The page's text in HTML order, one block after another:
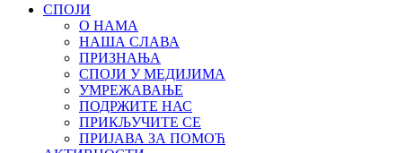
СПОЈИ
О НАМА
НАША СЛАВА
ПРИЗНАЊА
СПОЈИ У МЕДИЈИМА
УМРЕЖАВАЊЕ
ПОДРЖИТЕ НАС
ПРИКЉУЧИТЕ СЕ
ПРИЈАВА ЗА ПОМОЋ